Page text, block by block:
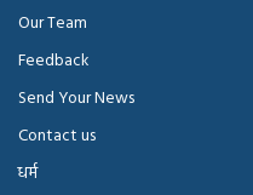
Our Team
Feedback
Send Your News
Contact us
धर्म